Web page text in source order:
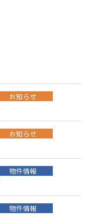
お知らせ
お知らせ
物件情報
物件情報